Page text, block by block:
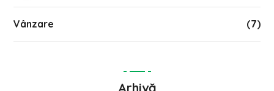
Vânzare (7)
Arhivă